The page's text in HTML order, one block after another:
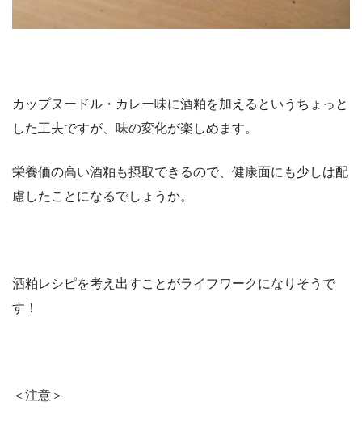
カップヌードル・カレー味に酒粕を加えるというちょっと
した工夫ですが、味の変化が楽しめます。
栄養価の高い酒粕も摂取できるので、健康面にも少しは配
慮したことになるでしょうか。
酒粕レシピを考え出すことがライフワークになりそうで
す！
＜注意＞